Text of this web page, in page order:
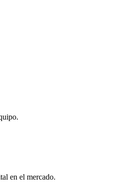
en el mercado.